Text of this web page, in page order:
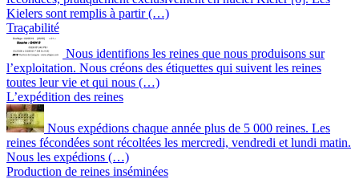
Kielers sont remplis à partir (…)
Traçabilité
Nous identifions les reines que nous produisons sur
l’exploitation. Nous créons des étiquettes qui suivent les reines
toutes leur vie et qui nous (…)
L’expédition des reines
Nous expédions chaque année plus de 5 000 reines. Les
reines fécondées sont récoltées les mercredi, vendredi et lundi matin.
Nous les expédions (…)
Production de reines inséminées